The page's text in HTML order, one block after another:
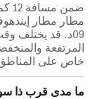
09د. قد يختلف
المرتفعة
خاص على
ما مدى قرب ذا